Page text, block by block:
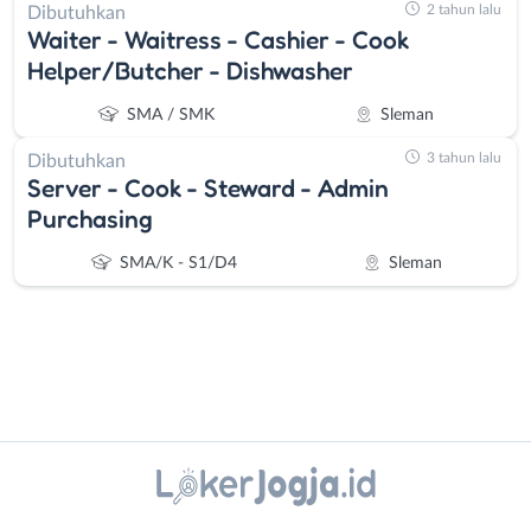
Dibutuhkan
Waiter - Waitress - Cashier - Cook
Helper/Butcher - Dishwasher
SMA / SMK Sleman
2 tahun lalu
Dibutuhkan
Server - Cook - Steward - Admin
Purchasing
SMA/K - S1/D4 Sleman
3 tahun lalu
Ahli
Bebas
X - Twitter Telegram
Kanal Lainnya..